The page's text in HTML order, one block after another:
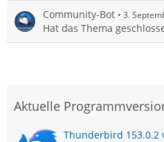
Community-Bot 3.
Hat das Thema
Aktuelle
Thunderbird 153.0.2